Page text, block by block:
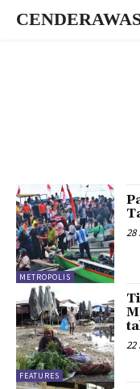
METROPOLIS
28
FEATURES
22